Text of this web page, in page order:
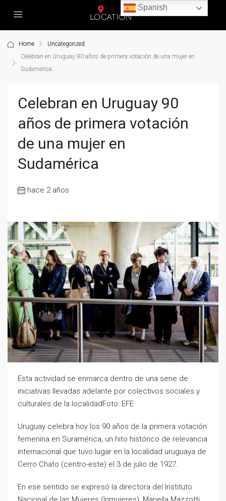
Home
Uncategorized
Celebran en Uruguay 90 años de primera votación de una mujer en
Sudamérica
Celebran en Uruguay 90
años de primera votación
de una mujer en
Sudamérica
hace 2 años
Esta actividad se enmarca dentro de una serie de
iniciativas llevadas adelante por colectivos sociales y
culturales de la localidadFoto: EFE
Uruguay celebra hoy los 90 años de la primera votación
femenina en Suramérica, un hito histórico de relevancia
internacional que tuvo lugar en la localidad uruguaya de
Cerro Chato (centro-este) el 3 de julio de 1927.
En ese sentido se expresó la directora del Instituto
Spanish